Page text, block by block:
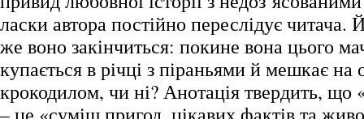
ласки автора постійно переслідує читача.
же воно закінчиться: покине вона цього
купається в річці з піраньями й мешкає на
крокодилом, чи ні? Анотація твердить, що